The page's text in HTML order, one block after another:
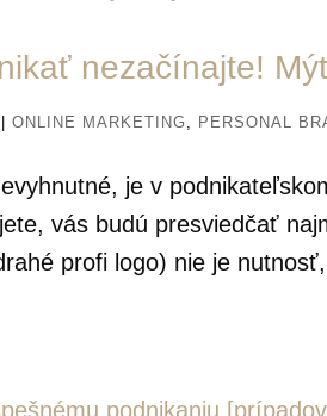
nezačínajte!
|ONLINE MARKETING , PERSONAL
je v
vás budú presviedčať
profi logo) nie je